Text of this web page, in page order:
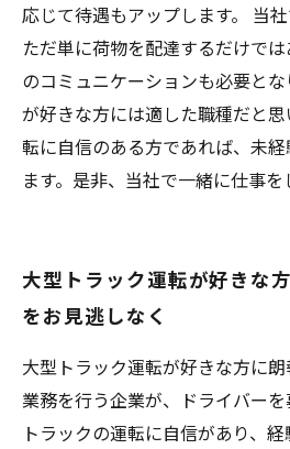
応じて待遇もアップします。 当
ただ単に荷物を配達するだけで
のコミュニケーションも必要と
が好きな方には適した職種だと
転に自信のある方であれば、未
ます。是非、当社で一緒に仕事を
大型トラック運転が好きな
をお見逃しなく
大型トラック運転が好きな方に
業務を行う企業が、ドライバー
トラックの運転に自信があり、